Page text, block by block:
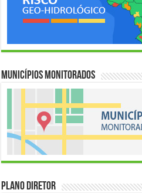
Municípios Monitorados
Plano Diretor